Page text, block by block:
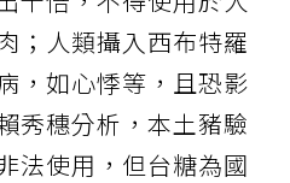
；人類攝入西布特羅
，如心悸等，且恐影
秀穗分析，本土豬驗
法使用，但台糖為國